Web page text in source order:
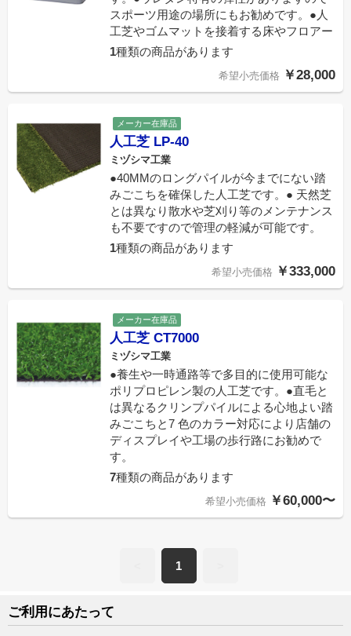
スポーツ用途の場所にもお勧めです。●人
工芝やゴムマットを接着する床やフロアー
1種類の商品があります
希望小売価格 ￥28,000
メーカー在庫品
人工芝 LP-40
ミヅシマ工業
●40MMのロングパイルが今までにない踏
みごこちを確保した人工芝です。● 天然芝
とは異なり散水や芝刈り等のメンテナンス
も不要ですので管理の軽減が可能です。
1種類の商品があります
希望小売価格 ￥333,000
メーカー在庫品
人工芝 CT7000
ミヅシマ工業
●養生や一時通路等で多目的に使用可能な
ポリプロピレン製の人工芝です。●直毛と
は異なるクリンプパイルによる心地よい踏
みごこちと7 色のカラー対応により店舗の
ディスプレイや工場の歩行路にお勧めで
す。
7種類の商品があります
希望小売価格 ￥60,000〜
1
ご利用にあたって